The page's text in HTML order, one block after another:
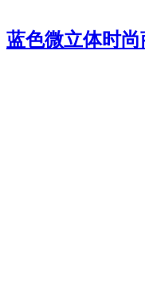
蓝色微立体时